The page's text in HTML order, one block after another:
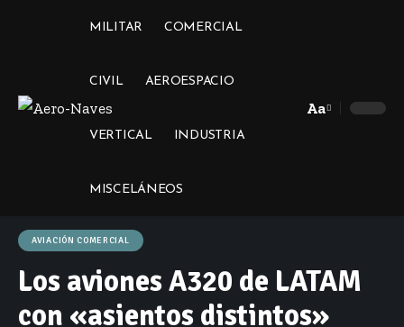
MILITAR COMERCIAL
CIVIL AEROESPACIO
VERTICAL INDUSTRIA
MISCELÁNEOS
Font
Aa
AVIACIÓN COMERCIAL
Los aviones A320 de LATAM
con «asientos distintos»